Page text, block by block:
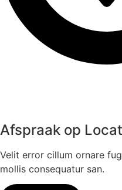
Afspraak op
Velit error cillum ornare
mollis consequatur san.